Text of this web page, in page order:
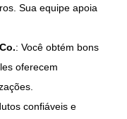
Sua equipe apoia
: Você obtém bons
oferecem
confiáveis e